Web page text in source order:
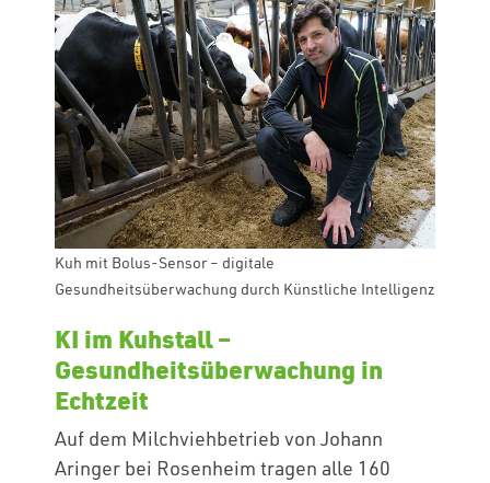
Kuh mit Bolus-Sensor – digitale
Gesundheitsüberwachung durch Künstliche Intelligenz
KI im Kuhstall –
Gesundheitsüberwachung in
Echtzeit
Auf dem Milchviehbetrieb von Johann
Aringer bei Rosenheim tragen alle 160